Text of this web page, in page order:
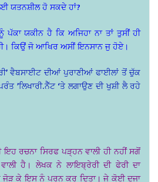
ਯਤਨਸ਼ੀਲ ਹੋ ਸਕਦੇ ਹਾਂ?
ਯਕੀਨ ਹੈ ਕਿ ਅਜਿਹਾ ਨਾ ਤਾਂ ਤੁਸੀਂ ਹੀ
ਕਿਉਂ ਜੋ ਆਖਿਰ ਅਸੀਂ ਇਨਸਾਨ ਜੁ ਹੋਏ।
ਵੈਬਸਾਈਟ ਦੀਆਂ ਪੁਰਾਣੀਆਂ ਫਾਈਲਾਂ ਤੋਂ ਚੁੱਕ
’ਲਿਖਾਰੀ.ਨੈੱਟ ‘ਤੇ ਲਗਾਉਣ ਦੀ ਖੁਸ਼ੀ ਲੈ ਰਹੇ
ਰਚਨਾ ਸਿਰਫ ਪੜ੍ਹਨ ਵਾਲੀ ਹੀ ਨਹੀਂ ਸਗੋਂ
ਹੈ। ਲੇਖਕ ਨੇ ਲਾਇਬ੍ਰੇਰੀ ਦੀ ਫੇਰੀ ਦਾ
ਜੋੜ ਕੇ ਇਸ ਨੂੰ ਪੂਰਨ ਕਰ ਦਿਤਾ। ਜੇ ਕੋਈ ਦੂਜਾ